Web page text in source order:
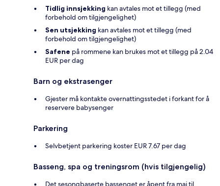
Tidlig innsjekking kan avtales mot et tillegg (med
forbehold om tilgjengelighet)
Sen utsjekking kan avtales mot et tillegg (med
forbehold om tilgjengelighet)
Safene på rommene kan brukes mot et tillegg på 2.04
EUR per dag
Barn og ekstrasenger
Gjester må kontakte overnattingsstedet i forkant for å
reservere babysenger
Parkering
Selvbetjent parkering koster EUR 7.67 per dag
Basseng, spa og treningsrom (hvis tilgjengelig)
Det sesongbaserte bassenget er åpent fra mai til